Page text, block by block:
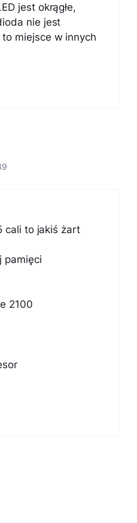
jest okrągłe,
nie jest
miejsce w innych
cali to jakiś żart
pamięci
2100